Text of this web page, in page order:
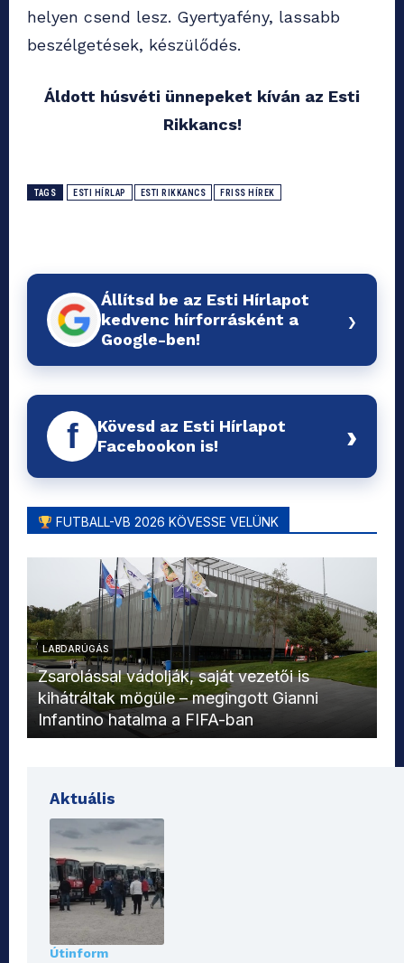
helyen csend lesz. Gyertyafény, lassabb
beszélgetések, készülődés.
Áldott húsvéti ünnepeket kíván az Esti
Rikkancs!
TAGS ESTI HÍRLAP ESTI RIKKANCS FRISS HÍREK
Állítsd be az Esti Hírlapot
kedvenc hírforrásként a
Google-ben!
›
f
Kövesd az Esti Hírlapot
Facebookon is!
›
FUTBALL-VB 2026 KÖVESSE VELÜNK
LABDARÚGÁS
Zsarolással vádolják, saját vezetői is
kihátráltak mögüle – megingott Gianni
Infantino hatalma a FIFA-ban
Aktuális
Útinform